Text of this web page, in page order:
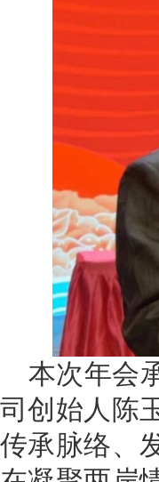
本次年会
司创始人陈
传承脉络、